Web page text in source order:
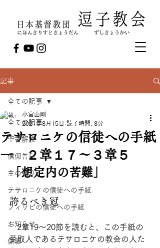
記事
全ての記事
聖書解説
信仰告白
主の祈り
テサロニケの信徒への手紙
フィリピの信徒への手紙
お知らせ
保留
全ての記事
テサロニケの信徒への手紙
一 ２章１７～３章５
小宮山剛
2021年8月15日 読了時間: 8分
「想定内の苦難」
誇るべき冠
2章19～20節を読むと、この手紙の
受取人であるテサロニケの教会の人た